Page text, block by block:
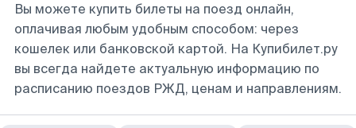
Вы можете купить билеты на поезд онлайн,
оплачивая любым удобным способом: через
кошелек или банковской картой. На Купибилет.ру
вы всегда найдете актуальную информацию по
расписанию поездов РЖД, ценам и направлениям.